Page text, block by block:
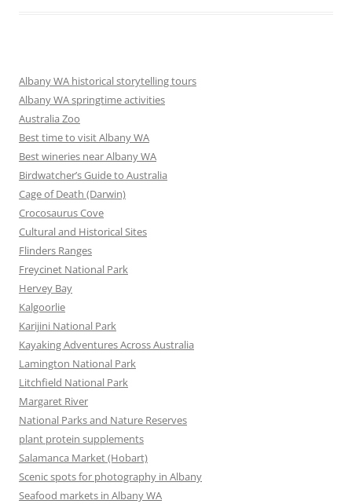
Albany WA historical storytelling tours
Albany WA springtime activities
Australia Zoo
Best time to visit Albany WA
Best wineries near Albany WA
Birdwatcher’s Guide to Australia
Cage of Death (Darwin)
Crocosaurus Cove
Cultural and Historical Sites
Flinders Ranges
Freycinet National Park
Hervey Bay
Kalgoorlie
Karijini National Park
Kayaking Adventures Across Australia
Lamington National Park
Litchfield National Park
Margaret River
National Parks and Nature Reserves
plant protein supplements
Salamanca Market (Hobart)
Scenic spots for photography in Albany
Seafood markets in Albany WA